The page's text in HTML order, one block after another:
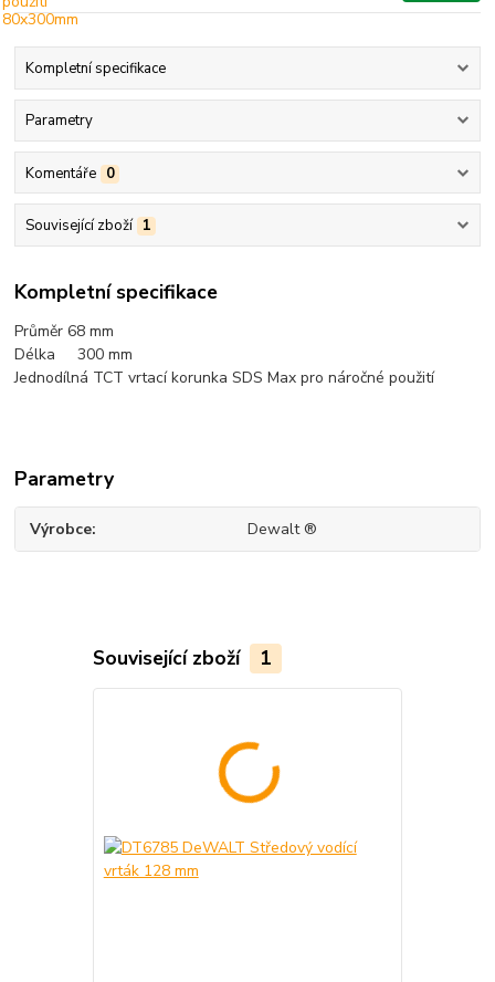
Kompletní specifikace
Parametry
Komentáře 0
Související zboží 1
Kompletní specifikace
Průměr 68 mm
Délka 300 mm
Jednodílná TCT vrtací korunka SDS Max pro náročné použití
Parametry
Výrobce Dewalt ®
Související zboží 1